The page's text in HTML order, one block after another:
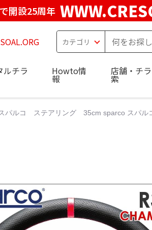
開設25周年
ルチラ Howto情
報
店舗・チ
索
パルコ ステアリング 35cm sparco スパル